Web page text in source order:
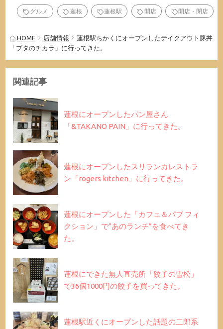
グルメ 蓮根 蓮根駅 開店 開店・閉店
HOME 店舗情報
蓮根駅ちかくにオープンしたテイクアウト豚丼
「ブタのチカラ」に行ってきた。
関連記事
蓮根にオープンしたパン屋さん
「&TAKANO PAIN」に行ってきた。
蓮根にオープンしたスリランカレストラ
ン「rogers kitchen」に行ってきた。
蓮根にオープンした「カフェ＆パブ フィ
クション」で”あのランチ”を食べてき
た。
蓮根にできた無人直売所「餃子の雪松」
で36個1000円の餃子を買ってきた。
蓮根駅近くにオープンした話題の二郎系